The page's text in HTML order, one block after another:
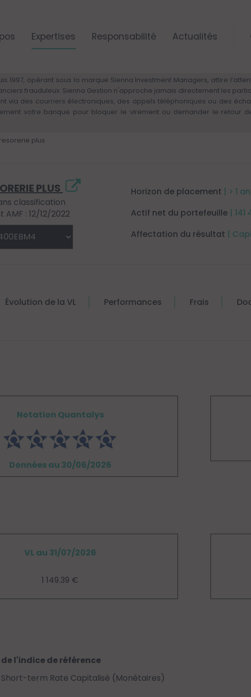
Expertises Responsabilité Actualités
1997, opérant sous la marque Sienna Investment Managers, attire
frauduleux. Sienna Gestion n'approche jamais directement les
via des courriers électroniques, des appels téléphoniques ou des
votre banque pour bloquer le virement ou demander le retour
plus
PLUS
classification
: 12/12/2022
Horizon de placement | > 1 an
Actif net du portefeuille | 141
Affectation du résultat |
Évolution de la VL Performances Frais
Notation Quantalys
Données au 30/06/2026
VL au 31/07/2026
1 149.39 €
l'indice de référence
Short-term Rate Capitalisé (Monétaires)